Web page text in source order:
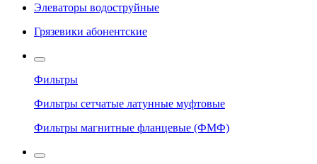
Элеваторы водоструйные
Грязевики абонентские
Фильтры
Фильтры сетчатые латунные муфтовые
Фильтры магнитные фланцевые (ФМФ)